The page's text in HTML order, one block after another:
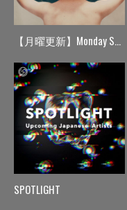
【月曜更新】Monday Spin
SPOTLIGHT